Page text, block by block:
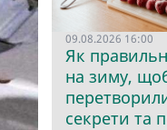
09.08.2026 16:00
Як
на зиму,
секрети та